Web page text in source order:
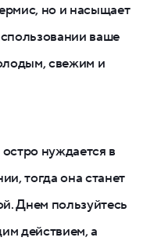
но и насыщает
ваше
свежим и
нуждается в
тогда она станет
Днем пользуйтесь
действием, а